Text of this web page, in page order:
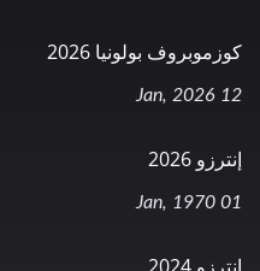
كوزموبروف بولونيا 2026
12 Jan, 2026
إنترزو 2026
01 Jan, 1970